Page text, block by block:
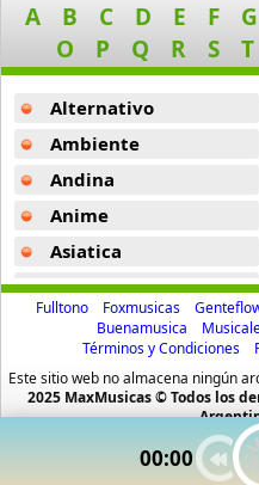
Bon Jovi
50 músicas online
Boyz Ii Men
Bryan Ferry
10 músicas online
Celtic Thunder
14 músicas online
Cheap Trick
10 músicas online
Cheyenne Marie Mize
00:00
A
B C D E F G
O
P Q R S T
Alternativo
Ambiente
Andina
Anime
Asiatica
Atevip
Bachatas
Baladas
Baladas De Oro
Fulltono Foxmusicas
Buenamusica
Términos y Condiciones
Este sitio web no almacena ningún
2025 MaxMusicas © Todos los